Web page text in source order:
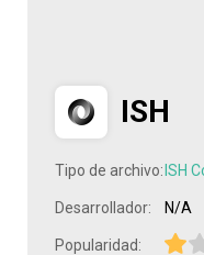
ISH
Tipo de archivo: ISH
Desarrollador: N/A
Popularidad: